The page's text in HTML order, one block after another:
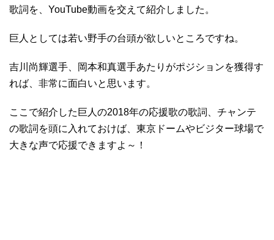
歌詞を、YouTube動画を交えて紹介しました。
巨人としては若い野手の台頭が欲しいところですね。
吉川尚輝選手、岡本和真選手あたりがポジションを獲得す
れば、非常に面白いと思います。
ここで紹介した巨人の2018年の応援歌の歌詞、チャンテ
の歌詞を頭に入れておけば、東京ドームやビジター球場で
大きな声で応援できますよ～！